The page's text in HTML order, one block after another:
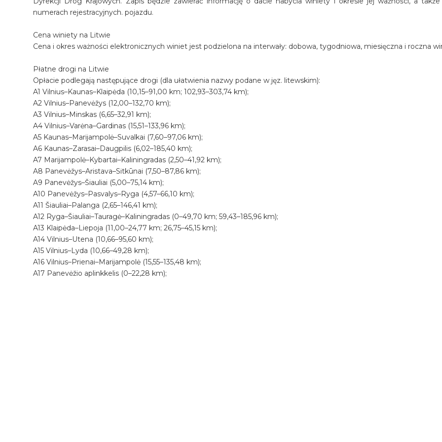
numerach rejestracyjnych. pojazdu.
Cena winiety na Litwie
Cena i okres ważności elektronicznych winiet jest podzielona na interwały: dobowa, tygodniowa, miesięczna i roczna
Płatne drogi na Litwie
Opłacie podlegają następujące drogi (dla ułatwienia nazwy podane w jęz. litewskim):
A1 Vilnius–Kaunas–Klaipėda (10,15–91,00 km; 102,93–303,74 km);
A2 Vilnius–Panevėžys (12,00–132,70 km);
A3 Vilnius–Minskas (6,65–32,91 km);
A4 Vilnius–Varėna–Gardinas (15,51–133,96 km);
A5 Kaunas–Marijampolė–Suvalkai (7,60–97,06 km);
A6 Kaunas–Zarasai–Daugpilis (6,02–185,40 km);
A7 Marijampolė–Kybartai–Kaliningradas (2,50–41,92 km);
A8 Panevėžys–Aristava–Sitkūnai (7,50–87,86 km);
A9 Panevėžys–Šiauliai (5,00–75,14 km);
A10 Panevėžys–Pasvalys–Ryga (4,57–66,10 km);
A11 Šiauliai–Palanga (2,65–146,41 km);
A12 Ryga–Šiauliai–Tauragė–Kaliningradas (0–49,70 km; 59,43–185,96 km);
A13 Klaipėda–Liepoja (11,00–24,77 km; 26,75–45,15 km);
A14 Vilnius–Utena (10,66–95,60 km);
A15 Vilnius–Lyda (10,66–49,28 km);
A16 Vilnius–Prienai–Marijampolė (15,55–135,48 km);
A17 Panevėžio aplinkkelis (0–22,28 km);